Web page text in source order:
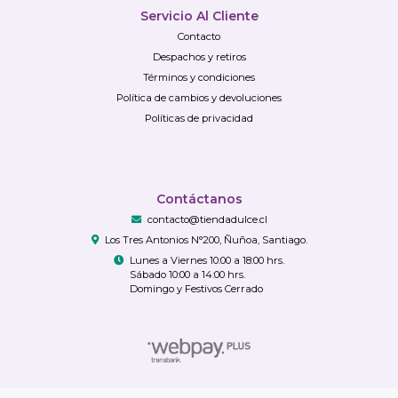
Servicio Al Cliente
Contacto
Despachos y retiros
Términos y condiciones
Política de cambios y devoluciones
Políticas de privacidad
Contáctanos
contacto@tiendadulce.cl
Los Tres Antonios N°200, Ñuñoa, Santiago.
Lunes a Viernes 10:00 a 18:00 hrs.
Sábado 10:00 a 14:00 hrs.
Domingo y Festivos Cerrado